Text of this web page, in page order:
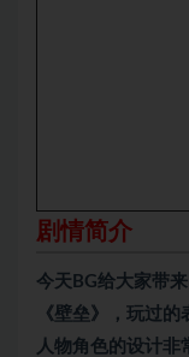
剧情简介
今天BG给大家带
《壁垒》，玩过的
人物角色的设计非